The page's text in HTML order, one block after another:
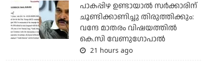
പാകപ്പിഴ ഉണ്ടായാല്‍ സര്‍ക്കാരിന്
ചൂണ്ടിക്കാണിച്ചു തിരുത്തിക്കും:
വന്ദേ മാതരം വിഷയത്തില്‍
കെ.സി വേണുഗോപാല്‍
21 hours ago